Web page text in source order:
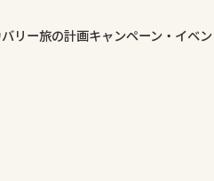
リー旅の計画キャンペーン・イベ